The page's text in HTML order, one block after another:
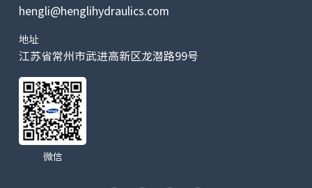
hengli@henglihydraulics.com
地址
江苏省常州市武进高新区龙潜路99号
微信